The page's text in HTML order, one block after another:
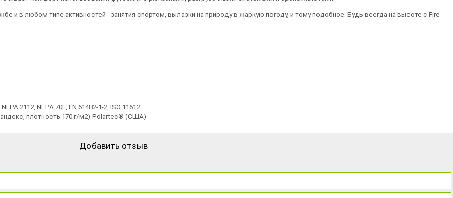
и в любом типе активностей - занятия спортом, вылазки на природу в жаркую погоду, и тому подобное. Будь всегда на высоте с Fire
2112, NFPA 70E, EN 61482-1-2, ISO 11612
плотность 170 г/м2) Polartec® (США)
Добавить отзыв